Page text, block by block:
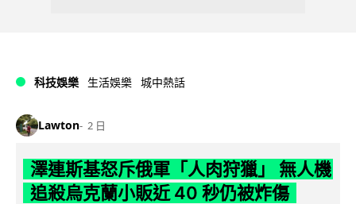
科技娛樂 生活娛樂 城中熱話
Lawton 2 日
澤連斯基怒斥俄軍「人肉狩獵」 無人機
追殺烏克蘭小販近 40 秒仍被炸傷